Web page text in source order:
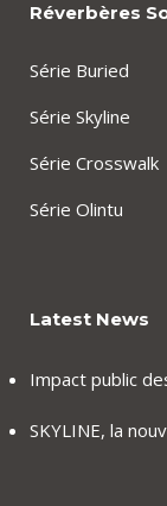
Réverbères
Série Buried
Série Skyline
Série Crosswalk
Série Olintu
Latest News
Impact public
SKYLINE, la